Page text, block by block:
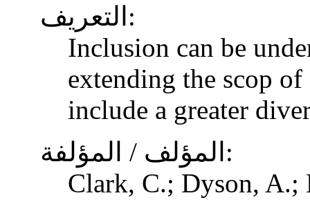
التعريف:
Inclusion can be
extending the scop
include a greater
المؤلف / المؤلفة:
Clark, C.; Dyson,